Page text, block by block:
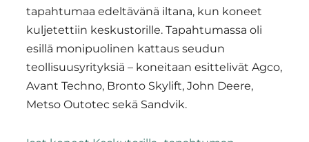
tapahtumaa edeltävänä iltana, kun koneet
kuljetettiin keskustorille. Tapahtumassa oli
esillä monipuolinen kattaus seudun
teollisuusyrityksiä – koneitaan esittelivät Agco,
Avant Techno, Bronto Skylift, John Deere,
Metso Outotec sekä Sandvik.